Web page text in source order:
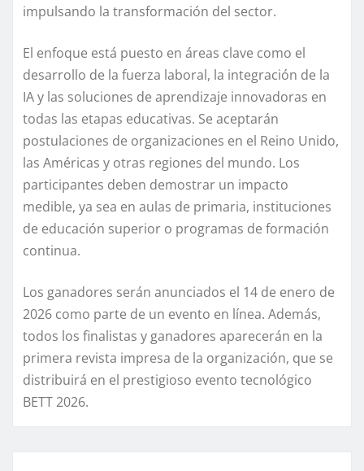
impulsando la transformación del sector.
El enfoque está puesto en áreas clave como el
desarrollo de la fuerza laboral, la integración de la
IA y las soluciones de aprendizaje innovadoras en
todas las etapas educativas. Se aceptarán
postulaciones de organizaciones en el Reino Unido,
las Américas y otras regiones del mundo. Los
participantes deben demostrar un impacto
medible, ya sea en aulas de primaria, instituciones
de educación superior o programas de formación
continua.
Los ganadores serán anunciados el 14 de enero de
2026 como parte de un evento en línea. Además,
todos los finalistas y ganadores aparecerán en la
primera revista impresa de la organización, que se
distribuirá en el prestigioso evento tecnológico
BETT 2026.